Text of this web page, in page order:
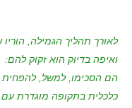
לאורך תהליך הגמילה,
ואיפה בדיוק הוא זקוק להם:
הם הסכימו, למשל, להפחית
כלכלית בתקופה מוגדרת עם